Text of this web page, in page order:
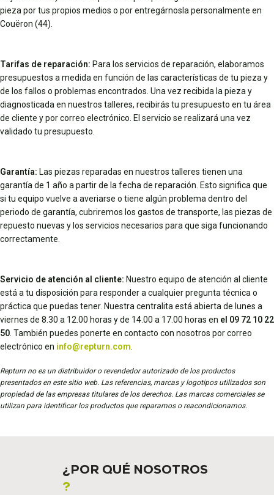
pieza por tus propios medios o por entregárnosla personalmente en
Couëron (44).
Tarifas de reparación: Para los servicios de reparación, elaboramos
presupuestos a medida en función de las características de tu pieza y
de los fallos o problemas encontrados. Una vez recibida la pieza y
diagnosticada en nuestros talleres, recibirás tu presupuesto en tu área
de cliente y por correo electrónico. El servicio se realizará una vez
validado tu presupuesto.
Garantía: Las piezas reparadas en nuestros talleres tienen una
garantía de 1 año a partir de la fecha de reparación. Esto significa que
si tu equipo vuelve a averiarse o tiene algún problema dentro del
periodo de garantía, cubriremos los gastos de transporte, las piezas de
repuesto nuevas y los servicios necesarios para que siga funcionando
correctamente.
Servicio de atención al cliente: Nuestro equipo de atención al cliente
está a tu disposición para responder a cualquier pregunta técnica o
práctica que puedas tener. Nuestra centralita está abierta de lunes a
viernes de 8.30 a 12.00 horas y de 14.00 a 17.00 horas en el 09 72 10 22
50 . También puedes ponerte en contacto con nosotros por correo
electrónico en info@repturn.com
Repturn no es un distribuidor o revendedor autorizado de los productos
presentados en este sitio web. Las referencias, marcas y logotipos utilizados son
propiedad de las empresas titulares de los derechos. Las marcas comerciales se
utilizan para identificar los productos que reparamos o reacondicionamos.
¿POR QUÉ NOSOTROS
?